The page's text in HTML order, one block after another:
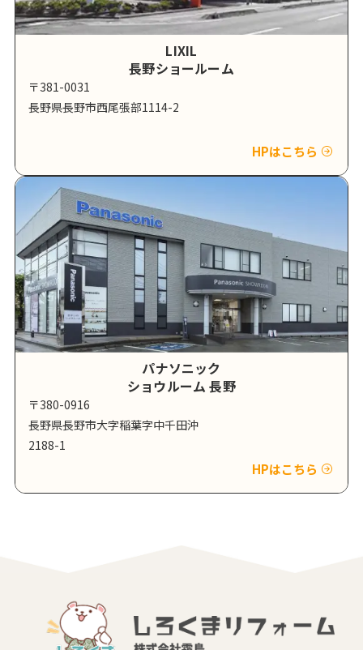
LIXIL
長野ショールーム
〒381-0031
長野県長野市西尾張部1114-2
HPはこちら
パナソニック
ショウルーム 長野
〒380-0916
長野県長野市大字稲葉字中千田沖
2188-1
HPはこちら